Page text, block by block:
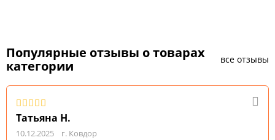
Популярные отзывы о товарах
категории
все отзывы
Татьяна Н.
10.12.2025 г. Ковдор